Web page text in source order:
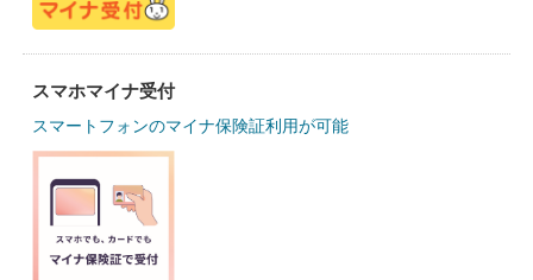
スマホマイナ受付
スマートフォンのマイナ保険証利用が可能